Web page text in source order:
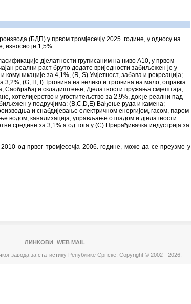
(БДП) у првом тромјесечју 2025. године, у односу на
износио је 1,5%.
дјелатности груписаним на ниво А10, у првом
реални раст бруто додате вриједности забиљежен је у
за 4,1%, (R, S) Умјетност, забава и рекреација;
3,2%, (G, H, I) Трговина на велико и трговина на мало, оправка
Саобраћај и складиштење; Дјелатности пружања смјештаја,
хотелијерство и угоститељство за 2,9%, док је реални пад
у подручјима: (B,C,D,E) Вађење руда и камена;
и снабдијевање електричном енергијом, гасом, паром
водом, канализација, управљање отпадом и дјелатности
средине за 3,1% а од тога у (C) Прерађивачка индустрија за
од првог тромјесечја 2006. године, може да се преузме у
ЛИНКОВИ
WEB MAIL
завода за статистику Републике Српске, Copyright © 2002 - 2026.